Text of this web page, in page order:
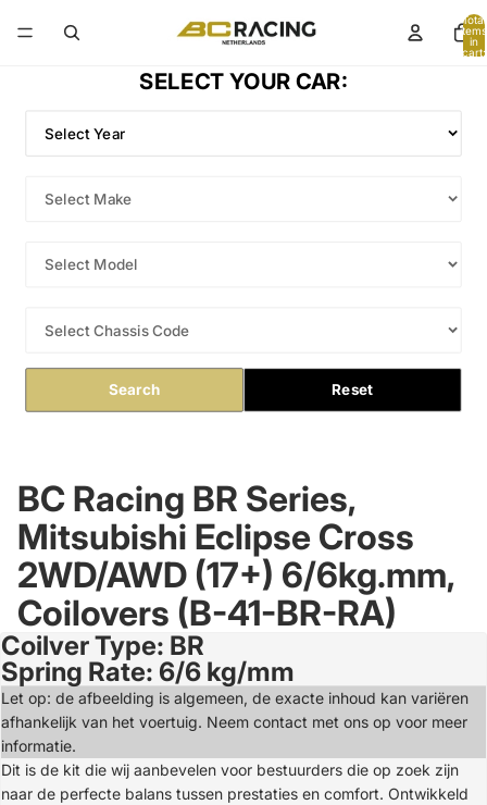
Total
items
in
cart:
SELECT YOUR CAR:
Search Reset
BC Racing BR Series,
Mitsubishi Eclipse Cross
2WD/AWD (17+) 6/6kg.mm,
Coilovers (B-41-BR-RA)
Open
image
in
full
screen
Coilver Type: BR
Spring Rate: 6/6 kg/mm
Let op: de afbeelding is algemeen, de exacte inhoud kan variëren
afhankelijk van het voertuig. Neem contact met ons op voor meer
informatie.
Dit is de kit die wij aanbevelen voor bestuurders die op zoek zijn
naar de perfecte balans tussen prestaties en comfort. Ontwikkeld